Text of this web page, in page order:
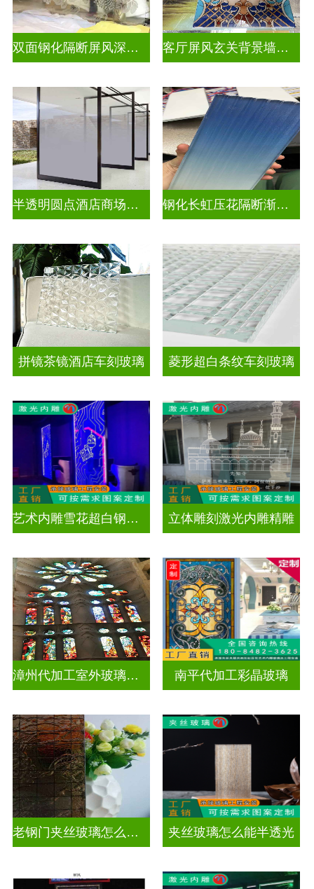
双面钢化隔断屏风深雕玻璃 客厅屏风玄关背景墙深雕浮雕玻璃
半透明圆点酒店商场渐变装饰玻璃 钢化长虹压花隔断渐变隔断装饰玻璃
拼镜茶镜酒店车刻玻璃 菱形超白条纹车刻玻璃
艺术内雕雪花超白钢化激光内雕发光玻璃背景墙 立体雕刻激光内雕精雕
漳州代加工室外玻璃穹顶 南平代加工彩晶玻璃
老钢门夹丝玻璃怎么修复 夹丝玻璃怎么能半透光